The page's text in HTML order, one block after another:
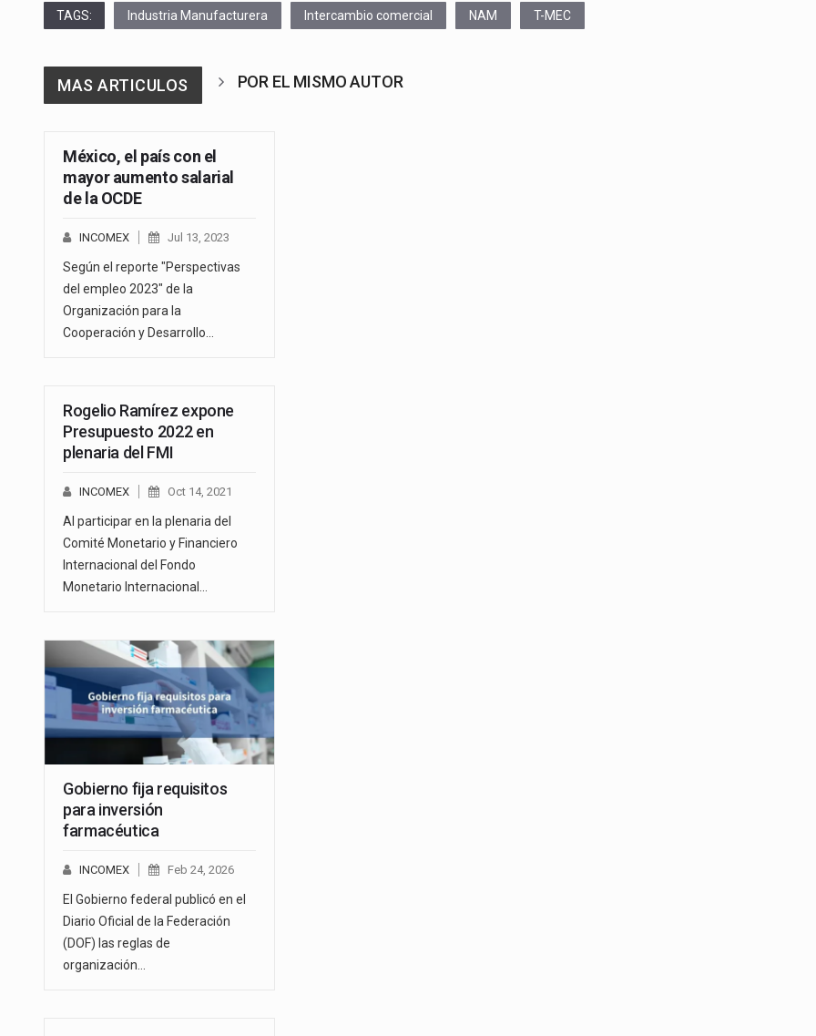
TAGS: Industria Manufacturera Intercambio comercial NAM T-MEC
MAS ARTICULOS POR EL MISMO AUTOR
México, el país con el
mayor aumento salarial
de la OCDE
INCOMEX Jul 13, 2023
Según el reporte "Perspectivas
del empleo 2023" de la
Organización para la
Cooperación y Desarrollo…
Rogelio Ramírez expone
Presupuesto 2022 en
plenaria del FMI
INCOMEX Oct 14, 2021
Al participar en la plenaria del
Comité Monetario y Financiero
Internacional del Fondo
Monetario Internacional…
Gobierno fija requisitos
para inversión
farmacéutica
INCOMEX Feb 24, 2026
El Gobierno federal publicó en el
Diario Oficial de la Federación
(DOF) las reglas de
organización…